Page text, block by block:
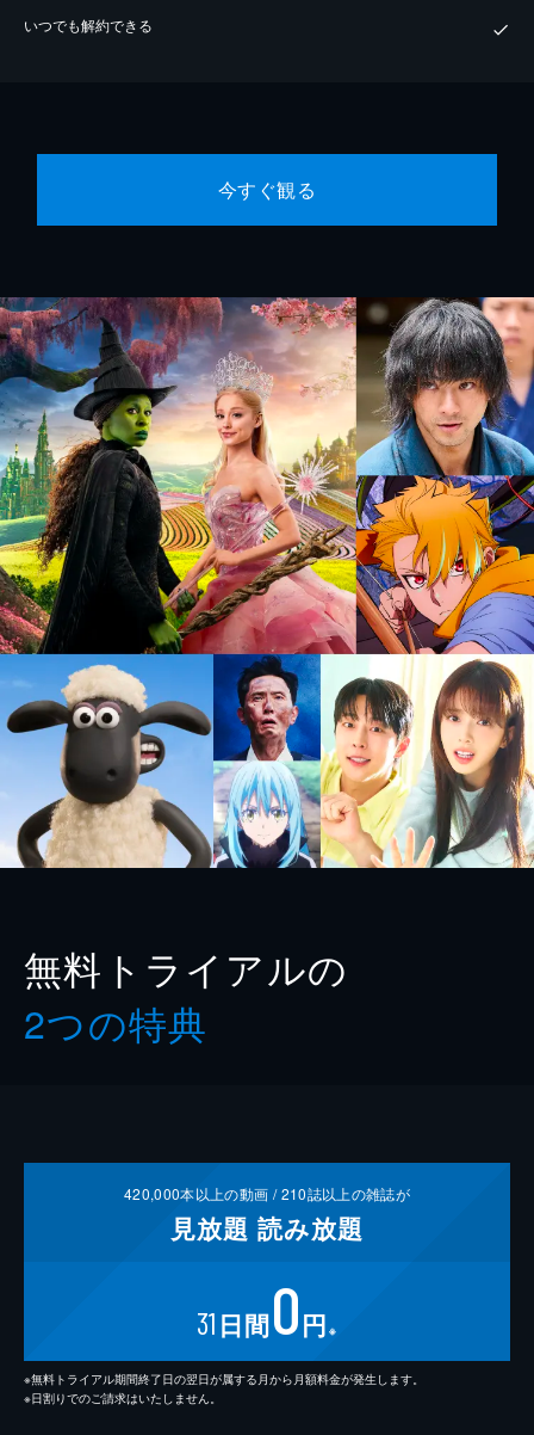
いつでも解約できる
今すぐ観る
無料トライアルの
2つの特典
420,000本以上の動画 /210誌以上の雑誌が
見放題 読み放題
31 日間0円 ※
※無料トライアル期間終了日の翌日が属する月から月額料金が発生します。
※日割りでのご請求はいたしません。